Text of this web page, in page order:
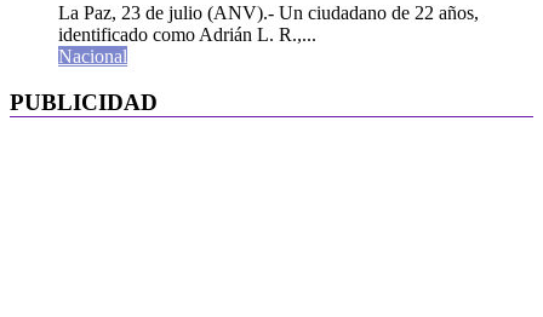
La Paz, 23 de julio (ANV).- Un ciudadano de 22 años,
identificado como Adrián L. R.,...
Nacional
PUBLICIDAD